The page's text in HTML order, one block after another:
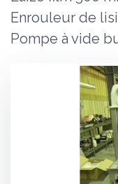
Enrouleur de
Pompe à vide